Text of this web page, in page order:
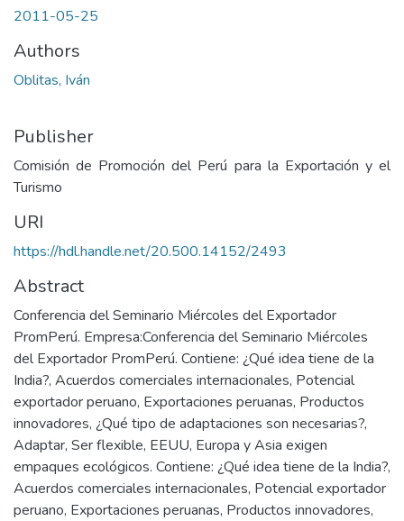
2011-05-25
Authors
Oblitas, Iván
Publisher
Comisión de Promoción del Perú para la Exportación y el
Turismo
URI
https://hdl.handle.net/20.500.14152/2493
Abstract
Conferencia del Seminario Miércoles del Exportador
PromPerú. Empresa:Conferencia del Seminario Miércoles
del Exportador PromPerú. Contiene: ¿Qué idea tiene de la
India?, Acuerdos comerciales internacionales, Potencial
exportador peruano, Exportaciones peruanas, Productos
innovadores, ¿Qué tipo de adaptaciones son necesarias?,
Adaptar, Ser flexible, EEUU, Europa y Asia exigen
empaques ecológicos. Contiene: ¿Qué idea tiene de la India?,
Acuerdos comerciales internacionales, Potencial exportador
peruano, Exportaciones peruanas, Productos innovadores,